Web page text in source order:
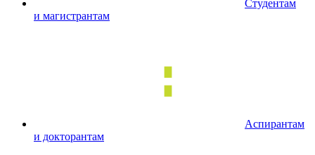
Студентам
и магистрантам
Аспирантам
и докторантам